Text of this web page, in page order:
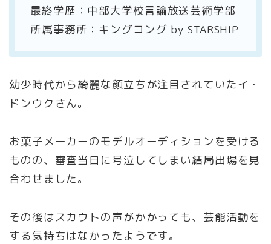
最終学歴：中部大学校言論放送芸術学部
所属事務所：キングコング by STARSHIP
幼少時代から綺麗な顔立ちが注目されていたイ・
ドンウクさん。
お菓子メーカーのモデルオーディションを受ける
ものの、審査当日に号泣してしまい結局出場を見
合わせました。
その後はスカウトの声がかかっても、芸能活動を
する気持ちはなかったようです。